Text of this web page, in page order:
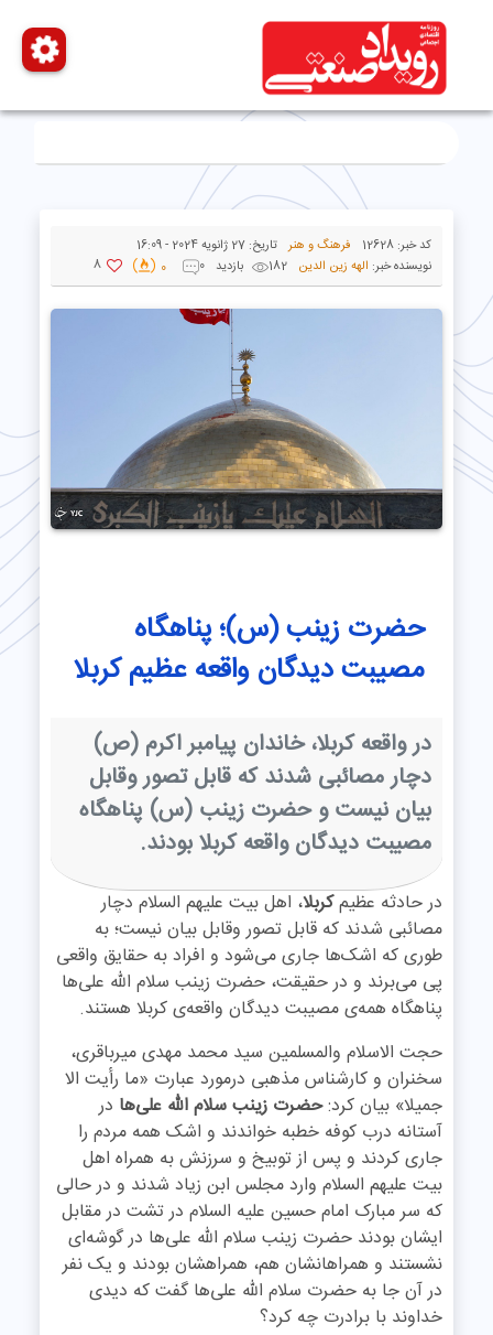
کد خبر:12628 فرهنگ و هنر تاریخ:27 ژانویه 2024 - 16:09
نویسنده خبر: الهه زین الدین 182 بازدید 0
0
8
حضرت زینب (س)؛ پناهگاه
مصیبت دیدگان واقعه عظیم کربلا
در واقعه کربلا، خاندان پیامبر اکرم (ص)
دچار مصائبى شدند که قابل تصور وقابل
بیان نیست و حضرت زینب (س) پناهگاه
مصیبت دیدگان واقعه کربلا بودند.
در حادثه عظیمکربلا، اهل بیت علیهم السلام دچار
مصائبى شدند که قابل تصور وقابل بیان نیست؛ به
طوری که اشک‌ها جاری می‌شود و افراد به حقایق واقعی
پی می‌برند و در حقیقت، حضرت زینب سلام الله علی‌ها
پناهگاه همه‌ی مصیبت‏ دیدگان واقعه‌ی کربلا هستند.
حجت الاسلام والمسلمین سید محمد مهدی میرباقری،
سخنران و کارشناس مذهبی درمورد عبارت «ما رأیت الا
جمیلا» بیان کرد:حضرت زینب سلام الله علی‌ها در
آستانه درب کوفه خطبه خواندند و اشک همه مردم را
جاری کردند و پس از توبیخ و سرزنش به همراه اهل
بیت علیهم السلام وارد مجلس ابن زیاد شدند و در حالی
که سر مبارک امام حسین علیه السلام در تشت در مقابل
ایشان بودند حضرت زینب سلام الله علی‌ها در گوشه‌ای
نشستند و همراهانشان هم، همراهشان بودند و یک نفر
در آن جا به حضرت سلام الله علی‌ها گفت که دیدی
خداوند با برادرت چه کرد؟